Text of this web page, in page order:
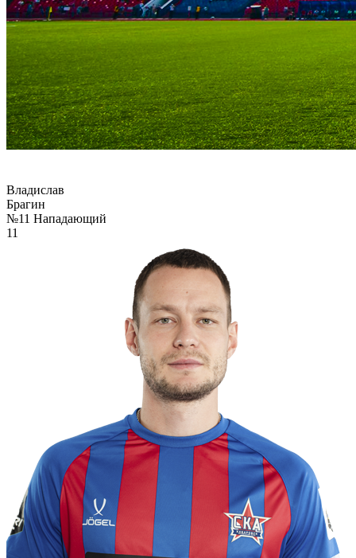
Владислав
Брагин
№11 Нападающий
11